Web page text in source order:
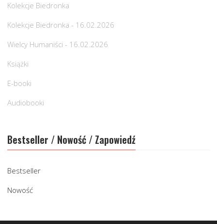
Kolekcje Biedronka
Kolekcje Biedronka - 16.02.2026
Wielcy Humaniści - 16.02.2026
Książki
E-booki
Audiobooki
Bestseller / Nowość / Zapowiedź
Bestseller
Nowość